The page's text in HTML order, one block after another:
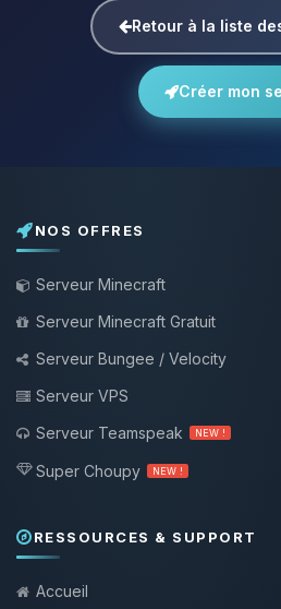
Retour à la liste
Créer mon
NOS OFFRES
Serveur Minecraft
Serveur Minecraft Gratuit
Serveur Bungee / Velocity
Serveur VPS
Serveur Teamspeak
NEW !
Super Choupy NEW !
RESSOURCES & SUPPORT
Accueil